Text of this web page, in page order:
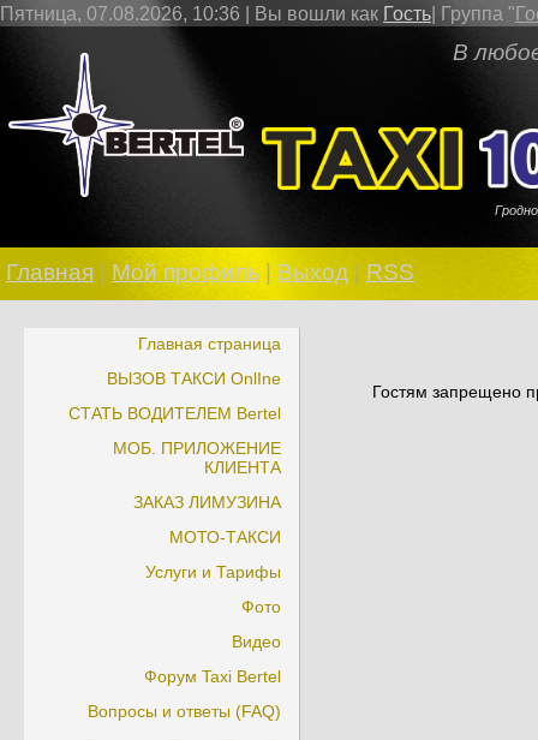
Пятница, 07.08.2026, 10:36 | Вы вошли как Гость Группа "
В любое
Главная Мой профиль Выход RSS
Главная страница
ВЫЗОВ ТАКСИ OnlIne
СТАТЬ ВОДИТЕЛЕМ Bertel
МОБ. ПРИЛОЖЕНИЕ
КЛИЕНТА
ЗАКАЗ ЛИМУЗИНА
МОТО-ТАКСИ
Услуги и Тарифы
Фото
Видео
Форум Taxi Bertel
Вопросы и ответы (FAQ)
Гостям запрещено